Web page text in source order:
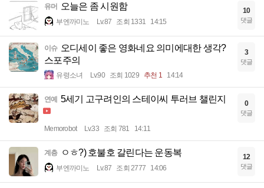
유머 오늘은 좀 시원함
부엔까미노 Lv.87 조회 1331 14:15
10
댓글
이슈 오디세이 좋은 영화네요 의미에대한 생각?
스포주의
유령소녀 Lv.90 조회 1029 추천 1 14:14
3
댓글
연예 5세기 고구려인의 스테이씨 투러브 챌린지
Memorobot Lv.33 조회 781 14:11
0
댓글
계층 ㅇㅎ?) 호불호 갈린다는 운동복
부엔까미노 Lv.87 조회 2777 14:06
12
댓글